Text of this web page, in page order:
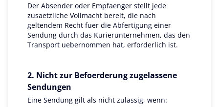
Der Absender oder Empfaenger stellt jede
zusaetzliche Vollmacht bereit, die nach
geltendem Recht fuer die Abfertigung einer
Sendung durch das Kurierunternehmen, das den
Transport uebernommen hat, erforderlich ist.
2. Nicht zur Befoerderung zugelassene
Sendungen
Eine Sendung gilt als nicht zulassig, wenn: